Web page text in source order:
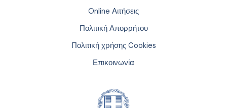
Online Αιτήσεις
Πολιτική Απορρήτου
Πολιτική χρήσης Cookies
Επικοινωνία